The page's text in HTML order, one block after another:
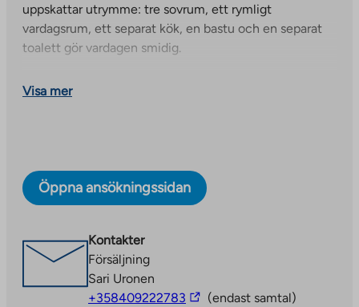
uppskattar utrymme: tre sovrum, ett rymligt
vardagsrum, ett separat kök, en bastu och en separat
toalett gör vardagen smidig.
naturligt ansluter till bostadens andra rum. Det separata
släpper in gott om naturligt ljus och ökar känslan av
rymd.
balkonginglasning och en luft-luft-värmepump i denna
lägenhet år 2024. Den inglasade balkongen erbjuder
ett mysigt extra utrymme nästan året runt och erbjuder
Visa mer
Öppna ansökningssidan
Kontakter
Försäljning
Sari Uronen
+358409222783 The (endast samtal)